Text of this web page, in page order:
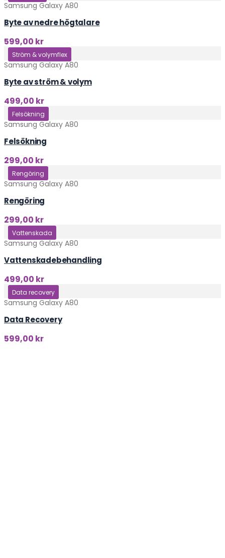
Samsung Galaxy A80
Byte av nedre högtalare
599,00 kr
Klicka här
Ström & volymflex
Samsung Galaxy A80
Byte av ström & volym
499,00 kr
Klicka här
Felsökning
Samsung Galaxy A80
Felsökning
299,00 kr
Klicka här
Rengöring
Samsung Galaxy A80
Rengöring
299,00 kr
Klicka här
Vattenskada
Samsung Galaxy A80
Vattenskadebehandling
499,00 kr
Klicka här
Data recovery
Samsung Galaxy A80
Data Recovery
599,00 kr